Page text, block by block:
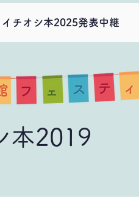
イチオシ本2025発表中継
本2019